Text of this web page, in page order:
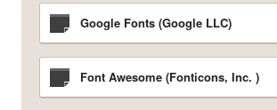
Google Fonts (Google LLC)
Font Awesome (Fonticons, Inc. )